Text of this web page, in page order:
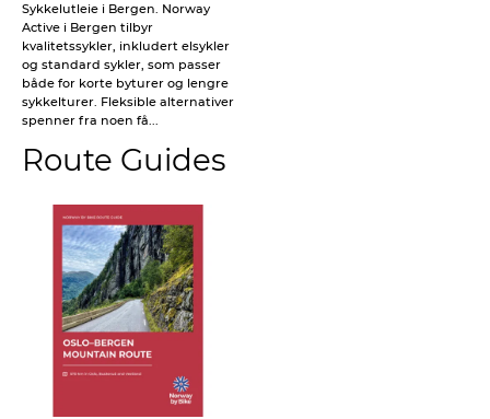
Sykkelutleie i Bergen. Norway
Active i Bergen tilbyr
kvalitetssykler, inkludert elsykler
og standard sykler, som passer
både for korte byturer og lengre
sykkelturer. Fleksible alternativer
spenner fra noen få...
Route Guides